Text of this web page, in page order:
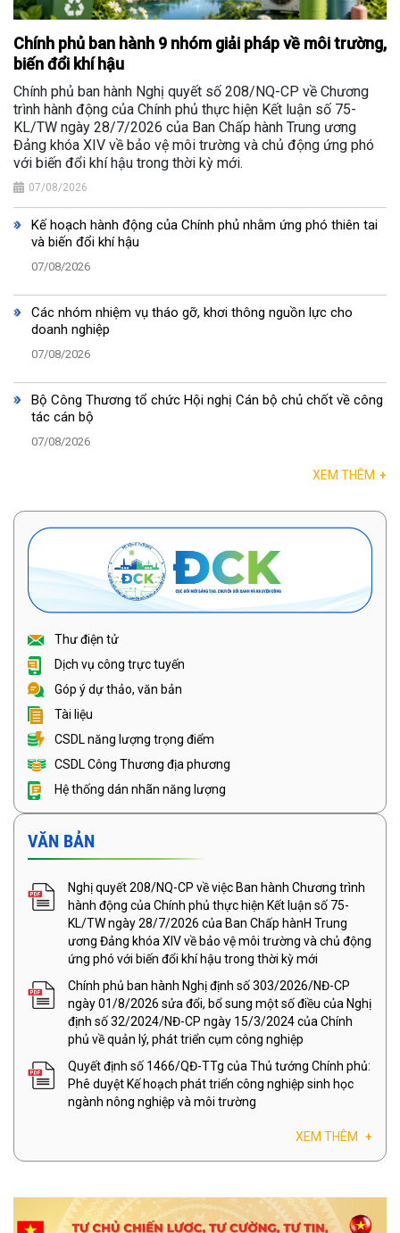
Chính phủ ban hành 9 nhóm giải pháp về môi trường,
biến đổi khí hậu
Chính phủ ban hành Nghị quyết số 208/NQ-CP về Chương
trình hành động của Chính phủ thực hiện Kết luận số 75-
KL/TW ngày 28/7/2026 của Ban Chấp hành Trung ương
Đảng khóa XIV về bảo vệ môi trường và chủ động ứng phó
với biến đổi khí hậu trong thời kỳ mới.
07/08/2026
Kế hoạch hành động của Chính phủ nhằm ứng phó thiên tai
và biến đổi khí hậu
07/08/2026
Các nhóm nhiệm vụ tháo gỡ, khơi thông nguồn lực cho
doanh nghiệp
07/08/2026
Bộ Công Thương tổ chức Hội nghị Cán bộ chủ chốt về công
tác cán bộ
07/08/2026
XEM THÊM +
Thư điện tử
Dịch vụ công trực tuyến
Góp ý dự thảo, văn bản
Tài liệu
CSDL năng lượng trọng điểm
CSDL Công Thương địa phương
Hệ thống dán nhãn năng lượng
VĂN BẢN
Nghị quyết 208/NQ-CP về việc Ban hành Chương trình
hành động của Chính phủ thực hiện Kết luận số 75-
KL/TW ngày 28/7/2026 của Ban Chấp hànH Trung
ương Đảng khóa XIV về bảo vệ môi trường và chủ động
ứng phó với biến đổi khí hậu trong thời kỳ mới
Chính phủ ban hành Nghị định số 303/2026/NĐ-CP
ngày 01/8/2026 sửa đổi, bổ sung một số điều của Nghị
định số 32/2024/NĐ-CP ngày 15/3/2024 của Chính
phủ về quản lý, phát triển cụm công nghiệp
Quyết định số 1466/QĐ-TTg của Thủ tướng Chính phủ:
Phê duyệt Kế hoạch phát triển công nghiệp sinh học
ngành nông nghiệp và môi trường
XEM THÊM +